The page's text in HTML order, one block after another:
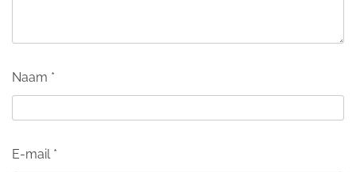
Naam *
E-mail *